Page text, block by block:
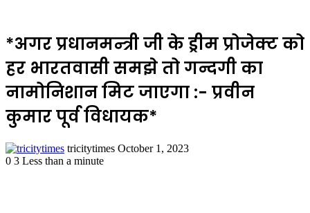
*अगर प्रधानमन्त्री जी के ड्रीम प्रोजेक्ट को
हर भारतवासी समझे तो गन्दगी का
नामोनिशान मिट जाएगा :- प्रवीन
कुमार पूर्व विधायक*
tricitytimes Send
October 1, 2023
0 3 Less than a minute